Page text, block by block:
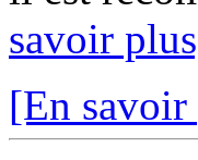
savoir
[En